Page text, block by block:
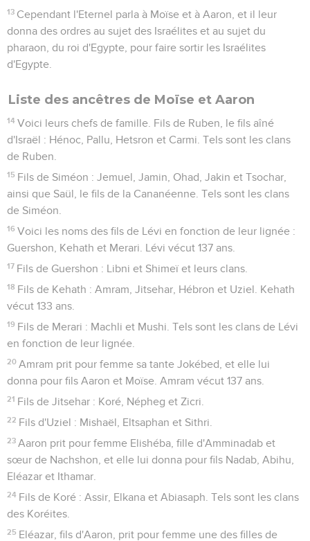
13 Cependant l'Eternel parla à Moïse et à Aaron, et il leur
donna des ordres au sujet des Israélites et au sujet du
pharaon, du roi d'Egypte, pour faire sortir les Israélites
d'Egypte.
Liste des ancêtres de Moïse et Aaron
14 Voici leurs chefs de famille. Fils de Ruben, le fils aîné
d'Israël : Hénoc, Pallu, Hetsron et Carmi. Tels sont les clans
de Ruben.
15 Fils de Siméon : Jemuel, Jamin, Ohad, Jakin et Tsochar,
ainsi que Saül, le fils de la Cananéenne. Tels sont les clans
de Siméon.
16 Voici les noms des fils de Lévi en fonction de leur lignée :
Guershon, Kehath et Merari. Lévi vécut 137 ans.
17 Fils de Guershon : Libni et Shimeï et leurs clans.
18 Fils de Kehath : Amram, Jitsehar, Hébron et Uziel. Kehath
vécut 133 ans.
19 Fils de Merari : Machli et Mushi. Tels sont les clans de Lévi
en fonction de leur lignée.
20 Amram prit pour femme sa tante Jokébed, et elle lui
donna pour fils Aaron et Moïse. Amram vécut 137 ans.
21 Fils de Jitsehar : Koré, Népheg et Zicri.
22 Fils d'Uziel : Mishaël, Eltsaphan et Sithri.
23 Aaron prit pour femme Elishéba, fille d'Amminadab et
sœur de Nachshon, et elle lui donna pour fils Nadab, Abihu,
Eléazar et Ithamar.
24 Fils de Koré : Assir, Elkana et Abiasaph. Tels sont les clans
des Koréites.
25 Eléazar, fils d'Aaron, prit pour femme une des filles de